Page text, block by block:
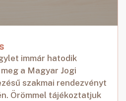
immár hatodik
a Magyar Jogi
szakmai rendezvényt
Örömmel tájékoztatjuk